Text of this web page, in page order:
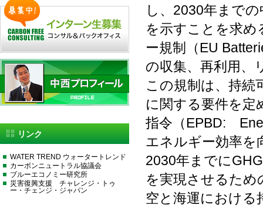
し、2030年まで
を示すことを求め
ー規制（EU
の収集、再利用、
この規制は、持続
に関する要件を定
指令（EPBD:
エネルギー効率を
2030年までに
を実現させるため
空と海運における
リンク
WATER TREND ウォータートレンド
カーボンニュートラル協議会
ブルーエコノミー研究所
災害復興支援 チャレンジ・トゥ
ー・チェンジ・ジャパン